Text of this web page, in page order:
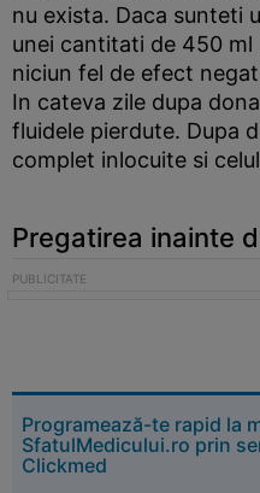
nu exista. Daca sunteti
unei cantitati de 450 ml
niciun fel de efect
In cateva zile dupa
fluidele pierdute. Dupa
complet inlocuite si
Pregatirea inainte
Programează-te rapid la
SfatulMedicului.ro prin
Clickmed